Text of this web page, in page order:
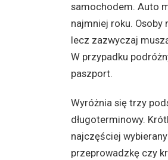
samochodem. Auto
najmniej roku.
lecz zazwyczaj
W przypadku
paszport.
Wyróżnia się trzy
długoterminowy.
najczęściej
przeprowadzkę czy